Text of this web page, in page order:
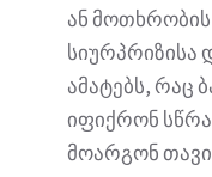
ან
სიურპრიზისა
ამატებს, რაც
იფიქრონ
მოარგონ